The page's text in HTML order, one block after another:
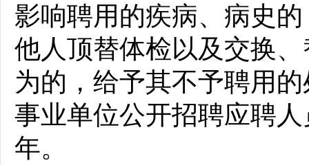
影响聘用的疾病、病史
他人顶替体检以及交换
为的，给予其不予聘用
事业单位公开招聘应聘
年。